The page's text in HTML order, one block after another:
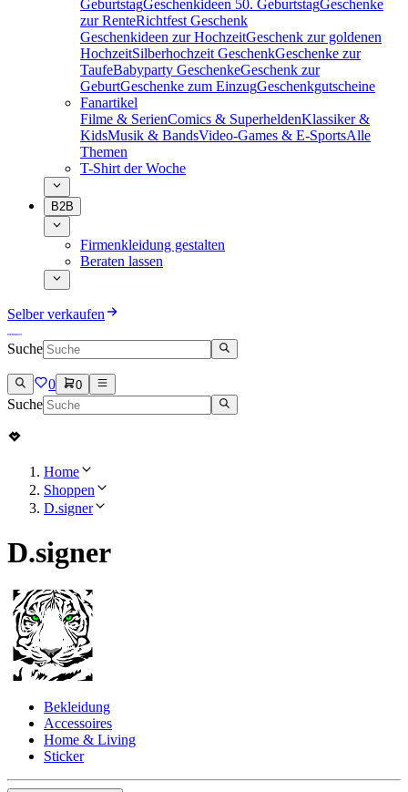
GeburtstagGeschenkideen 50. GeburtstagGeschenke
zur RenteRichtfest Geschenk
Geschenkideen zur HochzeitGeschenk zur goldenen
HochzeitSilberhochzeit GeschenkGeschenke zur
TaufeBabyparty GeschenkeGeschenk zur
GeburtGeschenke zum EinzugGeschenkgutscheine
Fanartikel
Filme & SerienComics & SuperheldenKlassiker &
KidsMusik & BandsVideo-Games & E-SportsAlle
Themen
T-Shirt der Woche
B2B
Firmenkleidung gestalten
Beraten lassen
Selber verkaufen
Suche
0 0
Suche
Home
Shoppen
D.signer
D.signer
Bekleidung
Accessoires
Home & Living
Sticker